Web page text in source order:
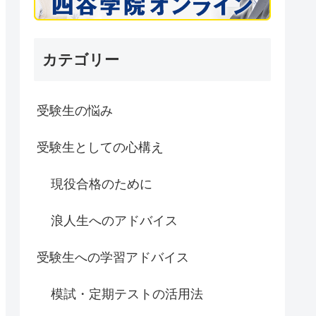
カテゴリー
受験生の悩み
受験生としての心構え
現役合格のために
浪人生へのアドバイス
受験生への学習アドバイス
模試・定期テストの活用法